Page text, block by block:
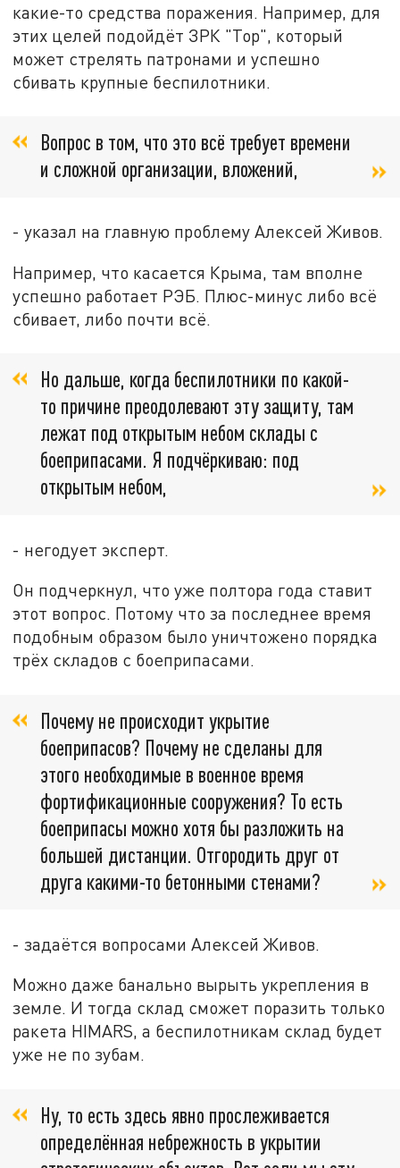
какие-то средства поражения. Например, для
этих целей подойдёт ЗРК "Тор", который
может стрелять патронами и успешно
сбивать крупные беспилотники.
Вопрос в том, что это всё требует времени
и сложной организации, вложений,
- указал на главную проблему Алексей Живов.
Например, что касается Крыма, там вполне
успешно работает РЭБ. Плюс-минус либо всё
сбивает, либо почти всё.
Но дальше, когда беспилотники по какой-
то причине преодолевают эту защиту, там
лежат под открытым небом склады с
боеприпасами. Я подчёркиваю: под
открытым небом,
- негодует эксперт.
Он подчеркнул, что уже полтора года ставит
этот вопрос. Потому что за последнее время
подобным образом было уничтожено порядка
трёх складов с боеприпасами.
Почему не происходит укрытие
боеприпасов? Почему не сделаны для
этого необходимые в военное время
фортификационные сооружения? То есть
боеприпасы можно хотя бы разложить на
большей дистанции. Отгородить друг от
друга какими-то бетонными стенами?
- задаётся вопросами Алексей Живов.
Можно даже банально вырыть укрепления в
земле. И тогда склад сможет поразить только
ракета HIMARS, а беспилотникам склад будет
уже не по зубам.
Ну, то есть здесь явно прослеживается
определённая небрежность в укрытии